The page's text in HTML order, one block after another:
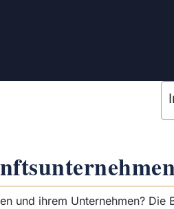
und ihrem Unternehmen? Die